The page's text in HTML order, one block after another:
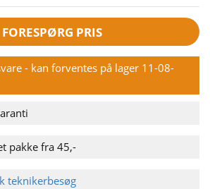
FORESPØRG PRIS
- kan forventes på lager 11-08-
pakke fra 45,-
teknikerbesøg